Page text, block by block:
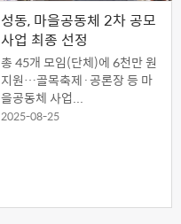
성동, 마을공동체 2차 공모
사업 최종 선정
총 45개 모임(단체)에 6천만 원
지원…골목축제·공론장 등 마
을공동체 사업...
2025-08-25